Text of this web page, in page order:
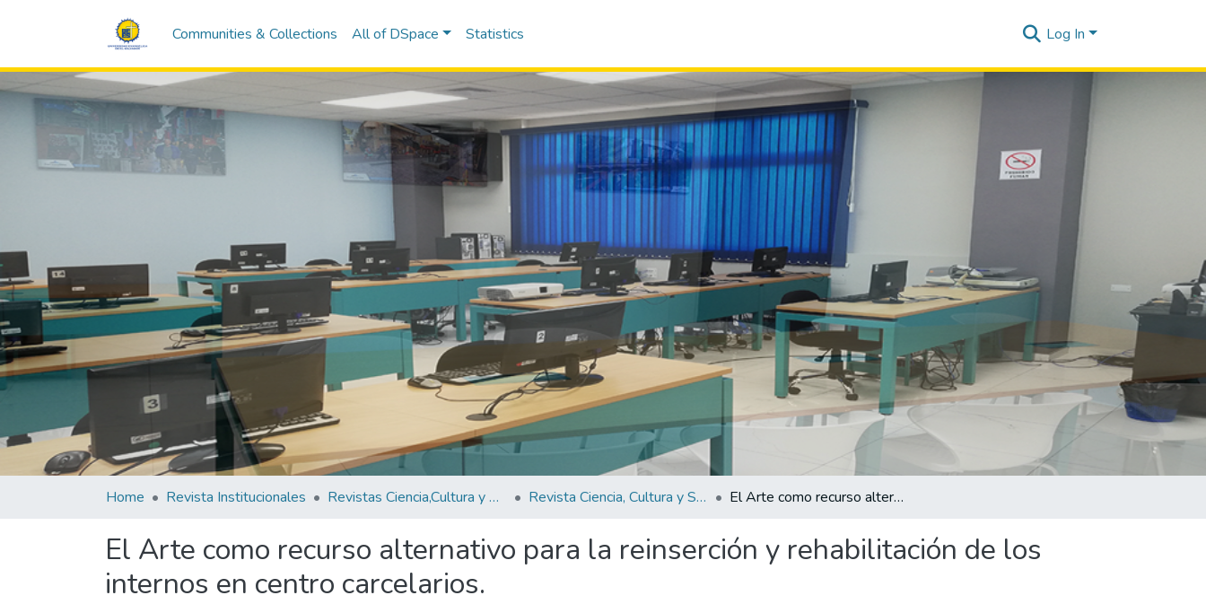
Communities & Collections All of DSpace Statistics Log In
Home Revista Institucionales Revistas Ciencia,Cultura y Sociedad Revista Ciencia, Cultura y Sociedad Vol.4 N°2 El Arte como recurso alternativo para la reinserción y rehabilitación de los internos en centro carcelarios.
El Arte como recurso alternativo para la reinserción y rehabilitación de los
internos en centro carcelarios.